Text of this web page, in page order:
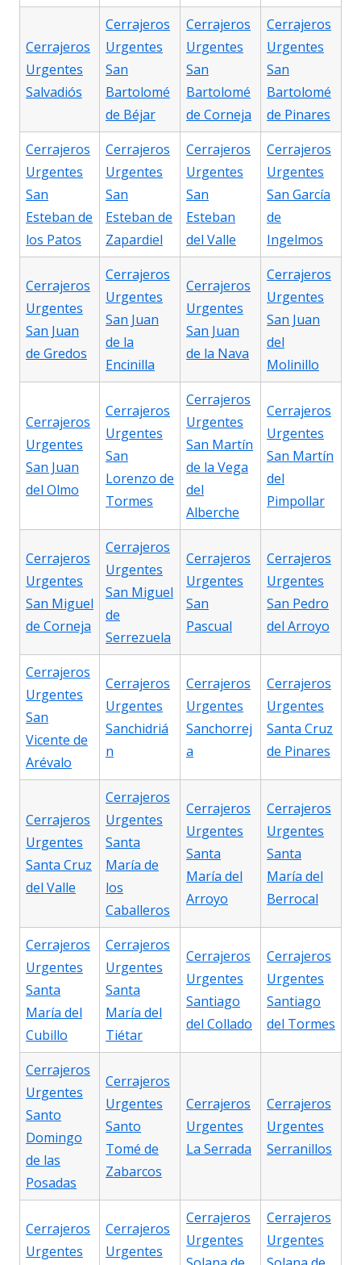
Cerrajeros
Urgentes
Salvadiós
Cerrajeros
Urgentes
San
Bartolomé
de Béjar
Cerrajeros
Urgentes
San
Bartolomé
de Corneja
Cerrajeros
Urgentes
San
Bartolomé
de Pinares
Cerrajeros
Urgentes
San
Esteban de
los Patos
Cerrajeros
Urgentes
San
Esteban de
Zapardiel
Cerrajeros
Urgentes
San
Esteban
del Valle
Cerrajeros
Urgentes
San García
de
Ingelmos
Cerrajeros
Urgentes
San Juan
de Gredos
Cerrajeros
Urgentes
San Juan
de la
Encinilla
Cerrajeros
Urgentes
San Juan
de la Nava
Cerrajeros
Urgentes
San Juan
del
Molinillo
Cerrajeros
Urgentes
San Juan
del Olmo
Cerrajeros
Urgentes
San
Lorenzo de
Tormes
Cerrajeros
Urgentes
San Martín
de la Vega
del
Alberche
Cerrajeros
Urgentes
San Martín
del
Pimpollar
Cerrajeros
Urgentes
San Miguel
de Corneja
Cerrajeros
Urgentes
San Miguel
de
Serrezuela
Cerrajeros
Urgentes
San
Pascual
Cerrajeros
Urgentes
San Pedro
del Arroyo
Cerrajeros
Urgentes
San
Vicente de
Arévalo
Cerrajeros
Urgentes
Sanchidriá
n
Cerrajeros
Urgentes
Sanchorrej
a
Cerrajeros
Urgentes
Santa Cruz
de Pinares
Cerrajeros
Urgentes
Santa Cruz
del Valle
Cerrajeros
Urgentes
Santa
María de
los
Caballeros
Cerrajeros
Urgentes
Santa
María del
Arroyo
Cerrajeros
Urgentes
Santa
María del
Berrocal
Cerrajeros
Urgentes
Santa
María del
Cubillo
Cerrajeros
Urgentes
Santa
María del
Tiétar
Cerrajeros
Urgentes
Santiago
del Collado
Cerrajeros
Urgentes
Santiago
del Tormes
Cerrajeros
Urgentes
Santo
Domingo
de las
Posadas
Cerrajeros
Urgentes
Santo
Tomé de
Zabarcos
Cerrajeros
Urgentes
La Serrada
Cerrajeros
Urgentes
Serranillos
Cerrajeros
Urgentes
Cerrajeros
Urgentes
Cerrajeros
Urgentes
Cerrajeros
Urgentes